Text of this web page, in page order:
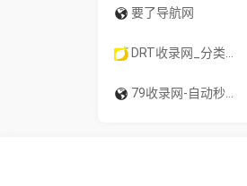
要了导航网
DRT收录网_分类目录网_免费网站目录_网站收录_网址提交_免费收录网站
79收录网-自动秒收录_技术导航_软文投稿_免费外链_免费收录网站